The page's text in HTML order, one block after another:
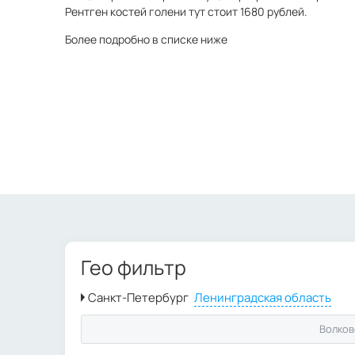
Рентген костей голени тут стоит 1680 рублей.
Более подробно в списке ниже
Гео фильтр